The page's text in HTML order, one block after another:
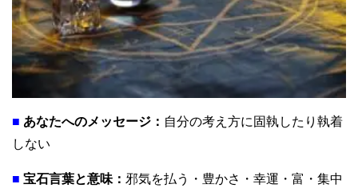
■ あなたへのメッセージ： 自分の考え方に固執したり執着
しない
■ 宝石言葉と意味： 邪気を払う・豊かさ・幸運・富・集中